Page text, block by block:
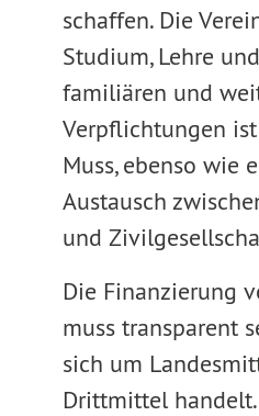
schaffen. Die
Studium, Lehre
familiären und
Verpflichtungen
Muss, ebenso wie
Austausch
und
Die Finanzierung
muss transparent
sich um
Drittmittel